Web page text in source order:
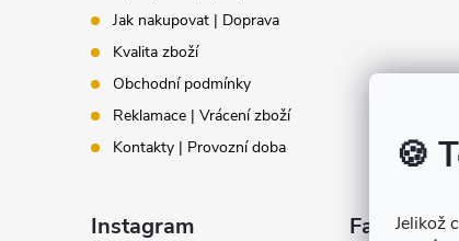
🍪
Jelikož
Jak nakupovat | Doprava
Kvalita zboží
Obchodní podmínky
Reklamace | Vrácení zboží
Kontakty | Provozní doba
Instagram Facebook